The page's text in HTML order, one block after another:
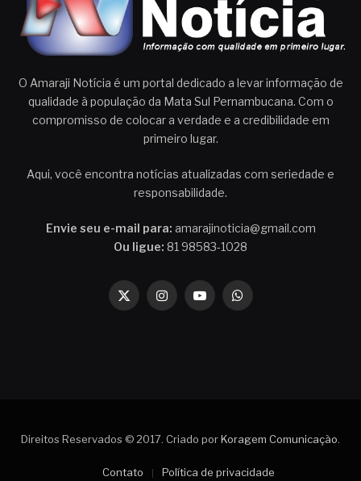
O Amaraji Notícia é um portal dedicado a levar informação de
qualidade à população da Mata Sul Pernambucana. Com o
compromisso de colocar a verdade e a credibilidade em
primeiro lugar.
Aqui, você encontra notícias atualizadas com seriedade e
responsabilidade.
Envie seu e-mail para: amarajinoticia@gmail.com
Ou ligue: 81 98583-1028
X
InstagramYouTubeWhatsApp
Direitos Reservados © 2017. Criado porKoragem Comunicação.
Contato Política de privacidade